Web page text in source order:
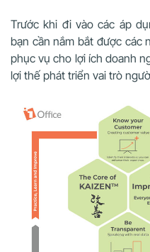
Trước khi đi vào các áp
bạn cần nắm bắt được các
phục vụ cho lợi ích doanh
lợi thế phát triển vai trò